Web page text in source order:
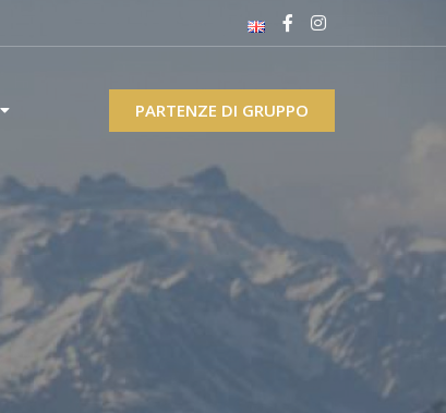
PARTENZE DI GRUPPO